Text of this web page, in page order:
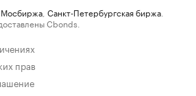
Мосбиржа Санкт-Петербургская биржа
Cbonds.
прав